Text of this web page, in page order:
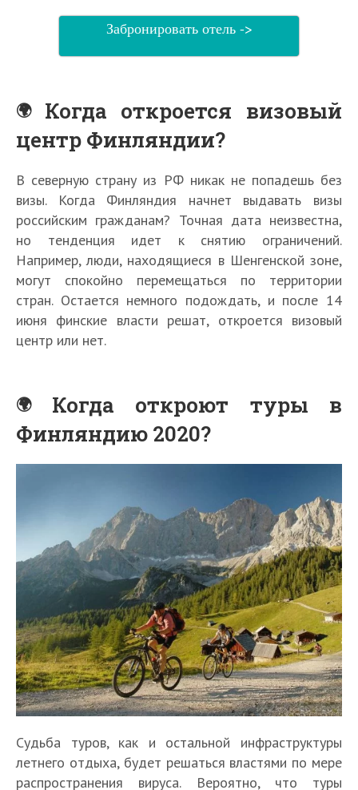
Забронировать отель ->
Когда откроется визовый
центр Финляндии?
В северную страну из РФ никак не попадешь без
визы. Когда Финляндия начнет выдавать визы
российским гражданам? Точная дата неизвестна,
но тенденция идет к снятию ограничений.
Например, люди, находящиеся в Шенгенской зоне,
могут спокойно перемещаться по территории
стран. Остается немного подождать, и после 14
июня финские власти решат, откроется визовый
центр или нет.
Когда откроют туры в
Финляндию 2020?
Судьба туров, как и остальной инфраструктуры
летнего отдыха, будет решаться властями по мере
распространения вируса. Вероятно, что туры